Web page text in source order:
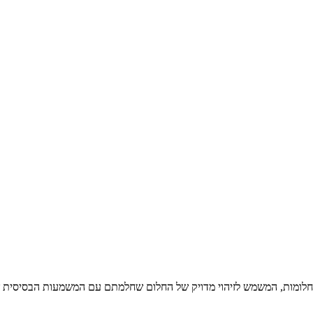
חלומות, המשמש לזיהוי מדויק של החלום שחלמתם עם המשמעות הבסיסית